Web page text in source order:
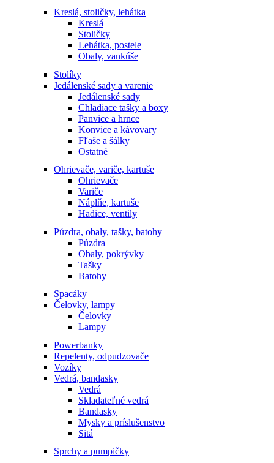
Kreslá, stoličky, lehátka
Kreslá
Stoličky
Lehátka, postele
Obaly, vankúše
Stolíky
Jedálenské sady a varenie
Jedálenské sady
Chladiace tašky a boxy
Panvice a hrnce
Konvice a kávovary
Fľaše a šálky
Ostatné
Ohrievače, variče, kartuše
Ohrievače
Variče
Náplňe, kartuše
Hadice, ventily
Púzdra, obaly, tašky, batohy
Púzdra
Obaly, pokrývky
Tašky
Batohy
Spacáky
Čelovky, lampy
Čelovky
Lampy
Powerbanky
Repelenty, odpudzovače
Vozíky
Vedrá, bandasky
Vedrá
Skladateľné vedrá
Bandasky
Mysky a príslušenstvo
Sitá
Sprchy a pumpičky